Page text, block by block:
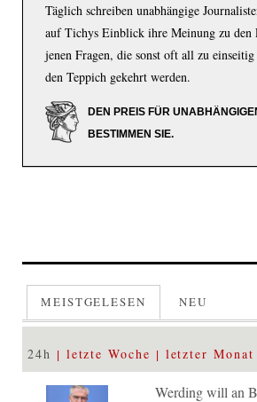
Täglich schreiben unabhängige
auf Tichys Einblick ihre Meinung zu den
jenen Fragen, die sonst oft all zu
den Teppich gekehrt werden.
DEN PREIS FÜR
BESTIMMEN SIE.
MEISTGELESEN NEU
24h letzte Woche letzter Monat
Werding will an